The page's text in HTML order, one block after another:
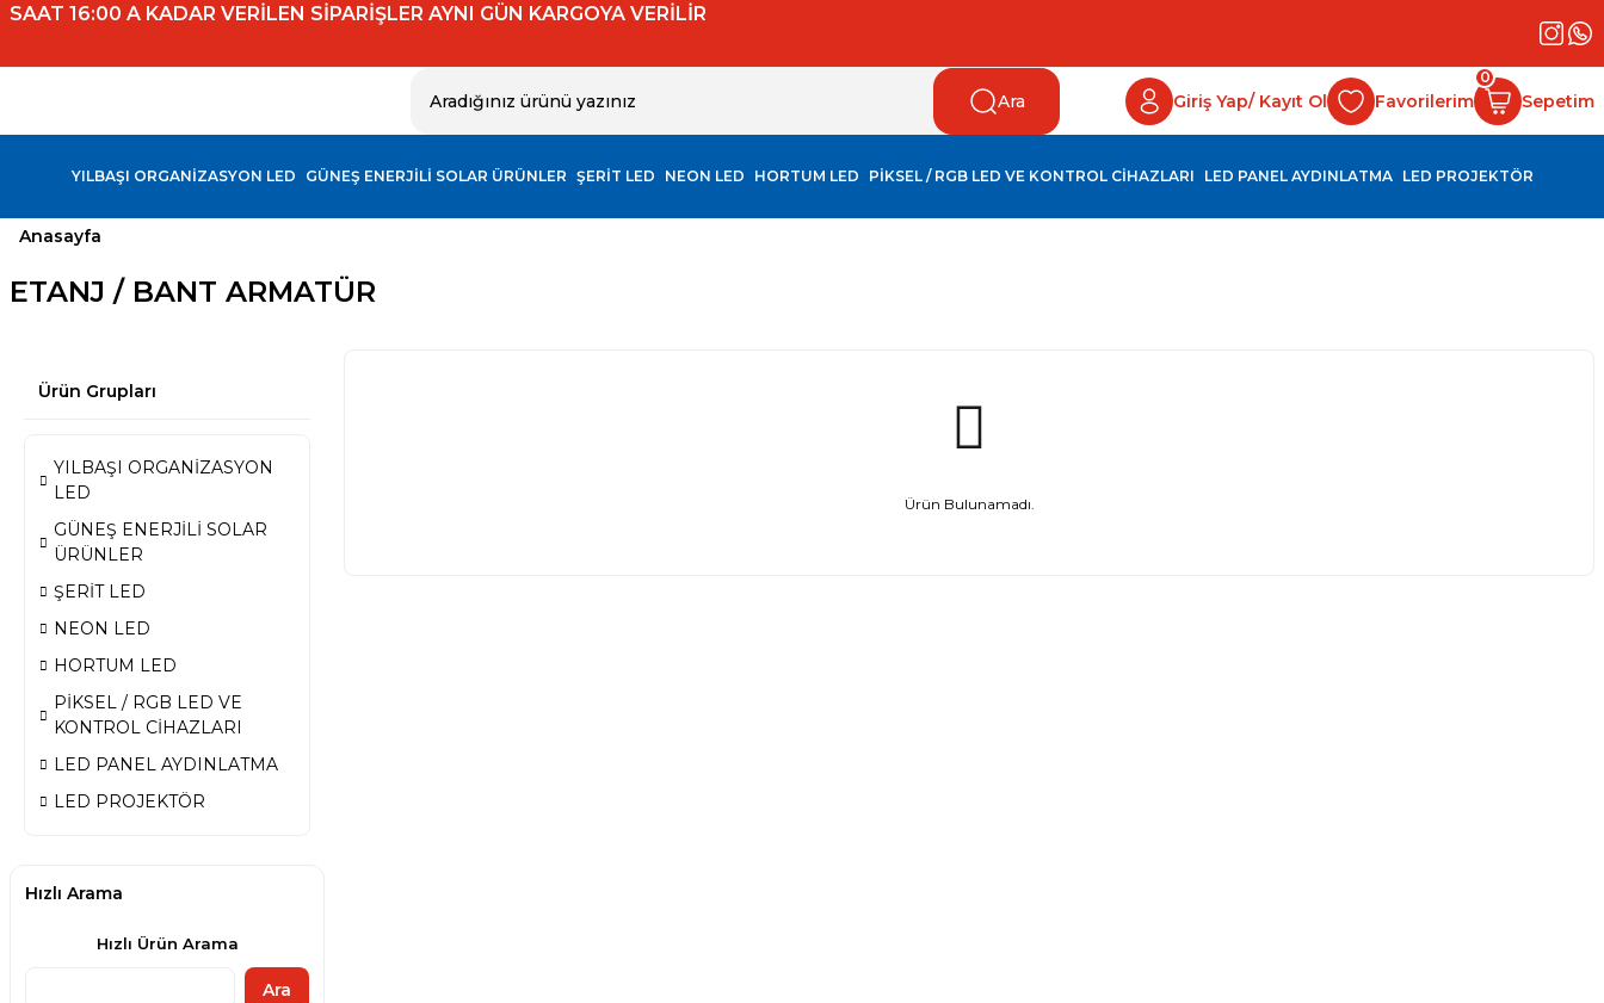
SAAT 16:00 A KADAR VERİLEN SİPARİŞLER AYNI GÜN KARGOYA VERİLİR
Ara Giriş Yap/ Kayıt Ol Favorilerim Sepetim
0
YILBAŞI ORGANİZASYON LED GÜNEŞ ENERJİLİ SOLAR ÜRÜNLER ŞERİT LED NEON LED HORTUM LED PİKSEL / RGB LED VE KONTROL CİHAZLARI LED PANEL AYDINLATMA LED PROJEKTÖR
Anasayfa
ETANJ / BANT ARMATÜR
Ürün Grupları
YILBAŞI ORGANİZASYON
LED
GÜNEŞ ENERJİLİ SOLAR
ÜRÜNLER
ŞERİT LED
NEON LED
HORTUM LED
PİKSEL / RGB LED VE
KONTROL CİHAZLARI
LED PANEL AYDINLATMA
LED PROJEKTÖR
Hızlı Arama
Hızlı Ürün Arama
Ara
Ürün Bulunamadı.